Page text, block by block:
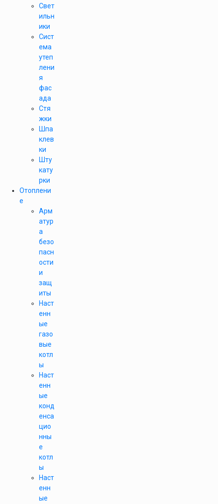
Свет
ильн
ики
Сист
ема
утеп
лени
я
фас
ада
Стя
жки
Шпа
клев
ки
Шту
кату
рки
Отоплени
е
Арм
атур
а
безо
пасн
ости
и
защ
иты
Наст
енн
ые
газо
вые
котл
ы
Наст
енн
ые
конд
енса
цио
нны
е
котл
ы
Наст
енн
ые